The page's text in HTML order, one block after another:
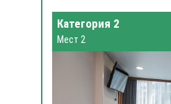
Категория 2
Мест 2